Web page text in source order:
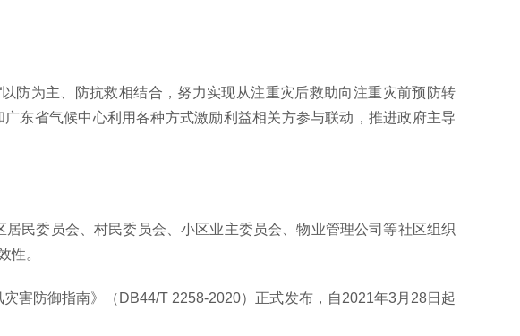
防为主、防抗救相结合，努力实现从注重灾后救助向注重灾前预防转
东省气候中心利用各种方式激励利益相关方参与联动，推进政府主导
民委员会、村民委员会、小区业主委员会、物业管理公司等社区组织
性。
害防御指南》（DB44/T 2258-2020）正式发布，自2021年3月28日起